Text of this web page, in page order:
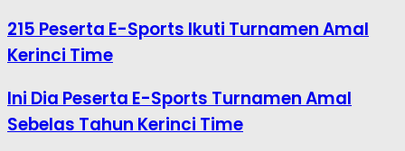
215 Peserta E-Sports Ikuti Turnamen Amal
Kerinci Time
Ini Dia Peserta E-Sports Turnamen Amal
Sebelas Tahun Kerinci Time